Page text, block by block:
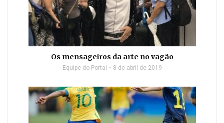
Os mensageiros da arte no vagão
Equipe do Portal 8 de abril de 2019